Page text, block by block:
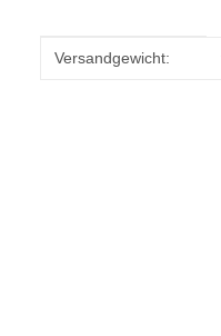
Produkteigenschaft
Wert
Versandgewicht: